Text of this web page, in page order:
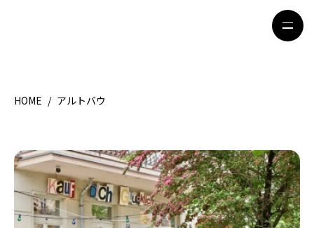
HOME
観光ガイド
留学＆キャリア
ライフスタイル
HOME / アルトバウ